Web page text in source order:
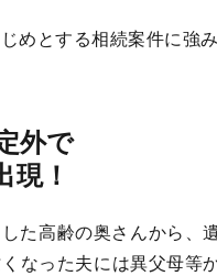
めとする相続案件に強
外で
！
た高齢の奥さんから、
なった夫には異父母等